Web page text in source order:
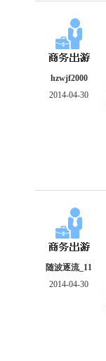
hzwjf2000
2014-04-30
随波逐流_11
2014-04-30